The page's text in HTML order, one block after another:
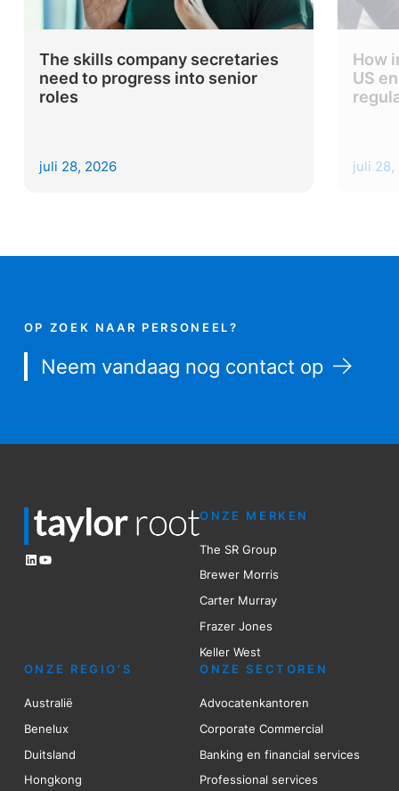
The skills company secretaries
need to progress into senior
roles
juli 28, 2026
How
US
juli 28,
OP ZOEK NAAR PERSONEEL?
Neem vandaag nog contact op
LinkedIn
YouTube
ONZE MERKEN
The SR Group
Brewer Morris
Carter Murray
Frazer Jones
Keller West
ONZE REGIO’S
Australië
Benelux
Duitsland
Hongkong
ONZE SECTOREN
Advocatenkantoren
Corporate Commercial
Banking en financial services
Professional services